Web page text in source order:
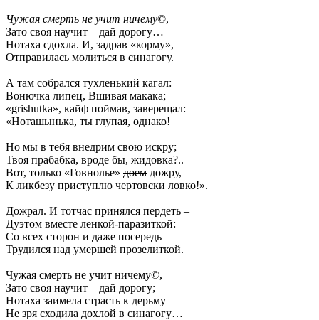
Чужая смерть не учит ничему©,
Зато своя научит – дай дорогу…
Нотаха сдохла. И, задрав «корму»,
Отправилась молиться в синагогу.
А там собрался тухленький кагал:
Вонючка липец, Вшивая макака;
«grishutka», кайф поймав, заверещал:
«Ноташынька, ты глупая, однако!
Но мы в тебя внедрим свою искру;
Твоя прабабка, вроде бы, жидовка?..
Вот, только «Говнолье» доем дожру, —
К ликбезу приступлю чертовски ловко!».
Дожрал. И тотчас принялся пердеть –
Дуэтом вместе ленкой-паразиткой:
Со всех сторон и даже посередь
Трудился над умершей прозелиткой.
Чужая смерть не учит ничему©,
Зато своя научит – дай дорогу;
Нотаха заимела страсть к дерьму —
Не зря сходила дохлой в синагогу…